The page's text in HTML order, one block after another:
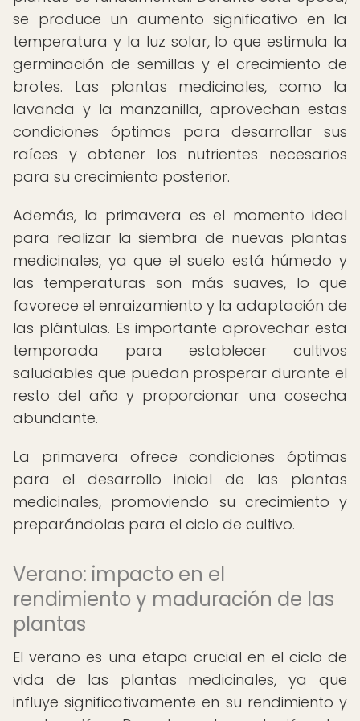
se produce un aumento significativo en la
temperatura y la luz solar, lo que estimula la
germinación de semillas y el crecimiento de
brotes. Las plantas medicinales, como la
lavanda y la manzanilla, aprovechan estas
condiciones óptimas para desarrollar sus
raíces y obtener los nutrientes necesarios
para su crecimiento posterior.
Además, la primavera es el momento ideal
para realizar la siembra de nuevas plantas
medicinales, ya que el suelo está húmedo y
las temperaturas son más suaves, lo que
favorece el enraizamiento y la adaptación de
las plántulas. Es importante aprovechar esta
temporada para establecer cultivos
saludables que puedan prosperar durante el
resto del año y proporcionar una cosecha
abundante.
La primavera ofrece condiciones óptimas
para el desarrollo inicial de las plantas
medicinales, promoviendo su crecimiento y
preparándolas para el ciclo de cultivo.
Verano: impacto en el
rendimiento y maduración de las
plantas
El verano es una etapa crucial en el ciclo de
vida de las plantas medicinales, ya que
influye significativamente en su rendimiento y